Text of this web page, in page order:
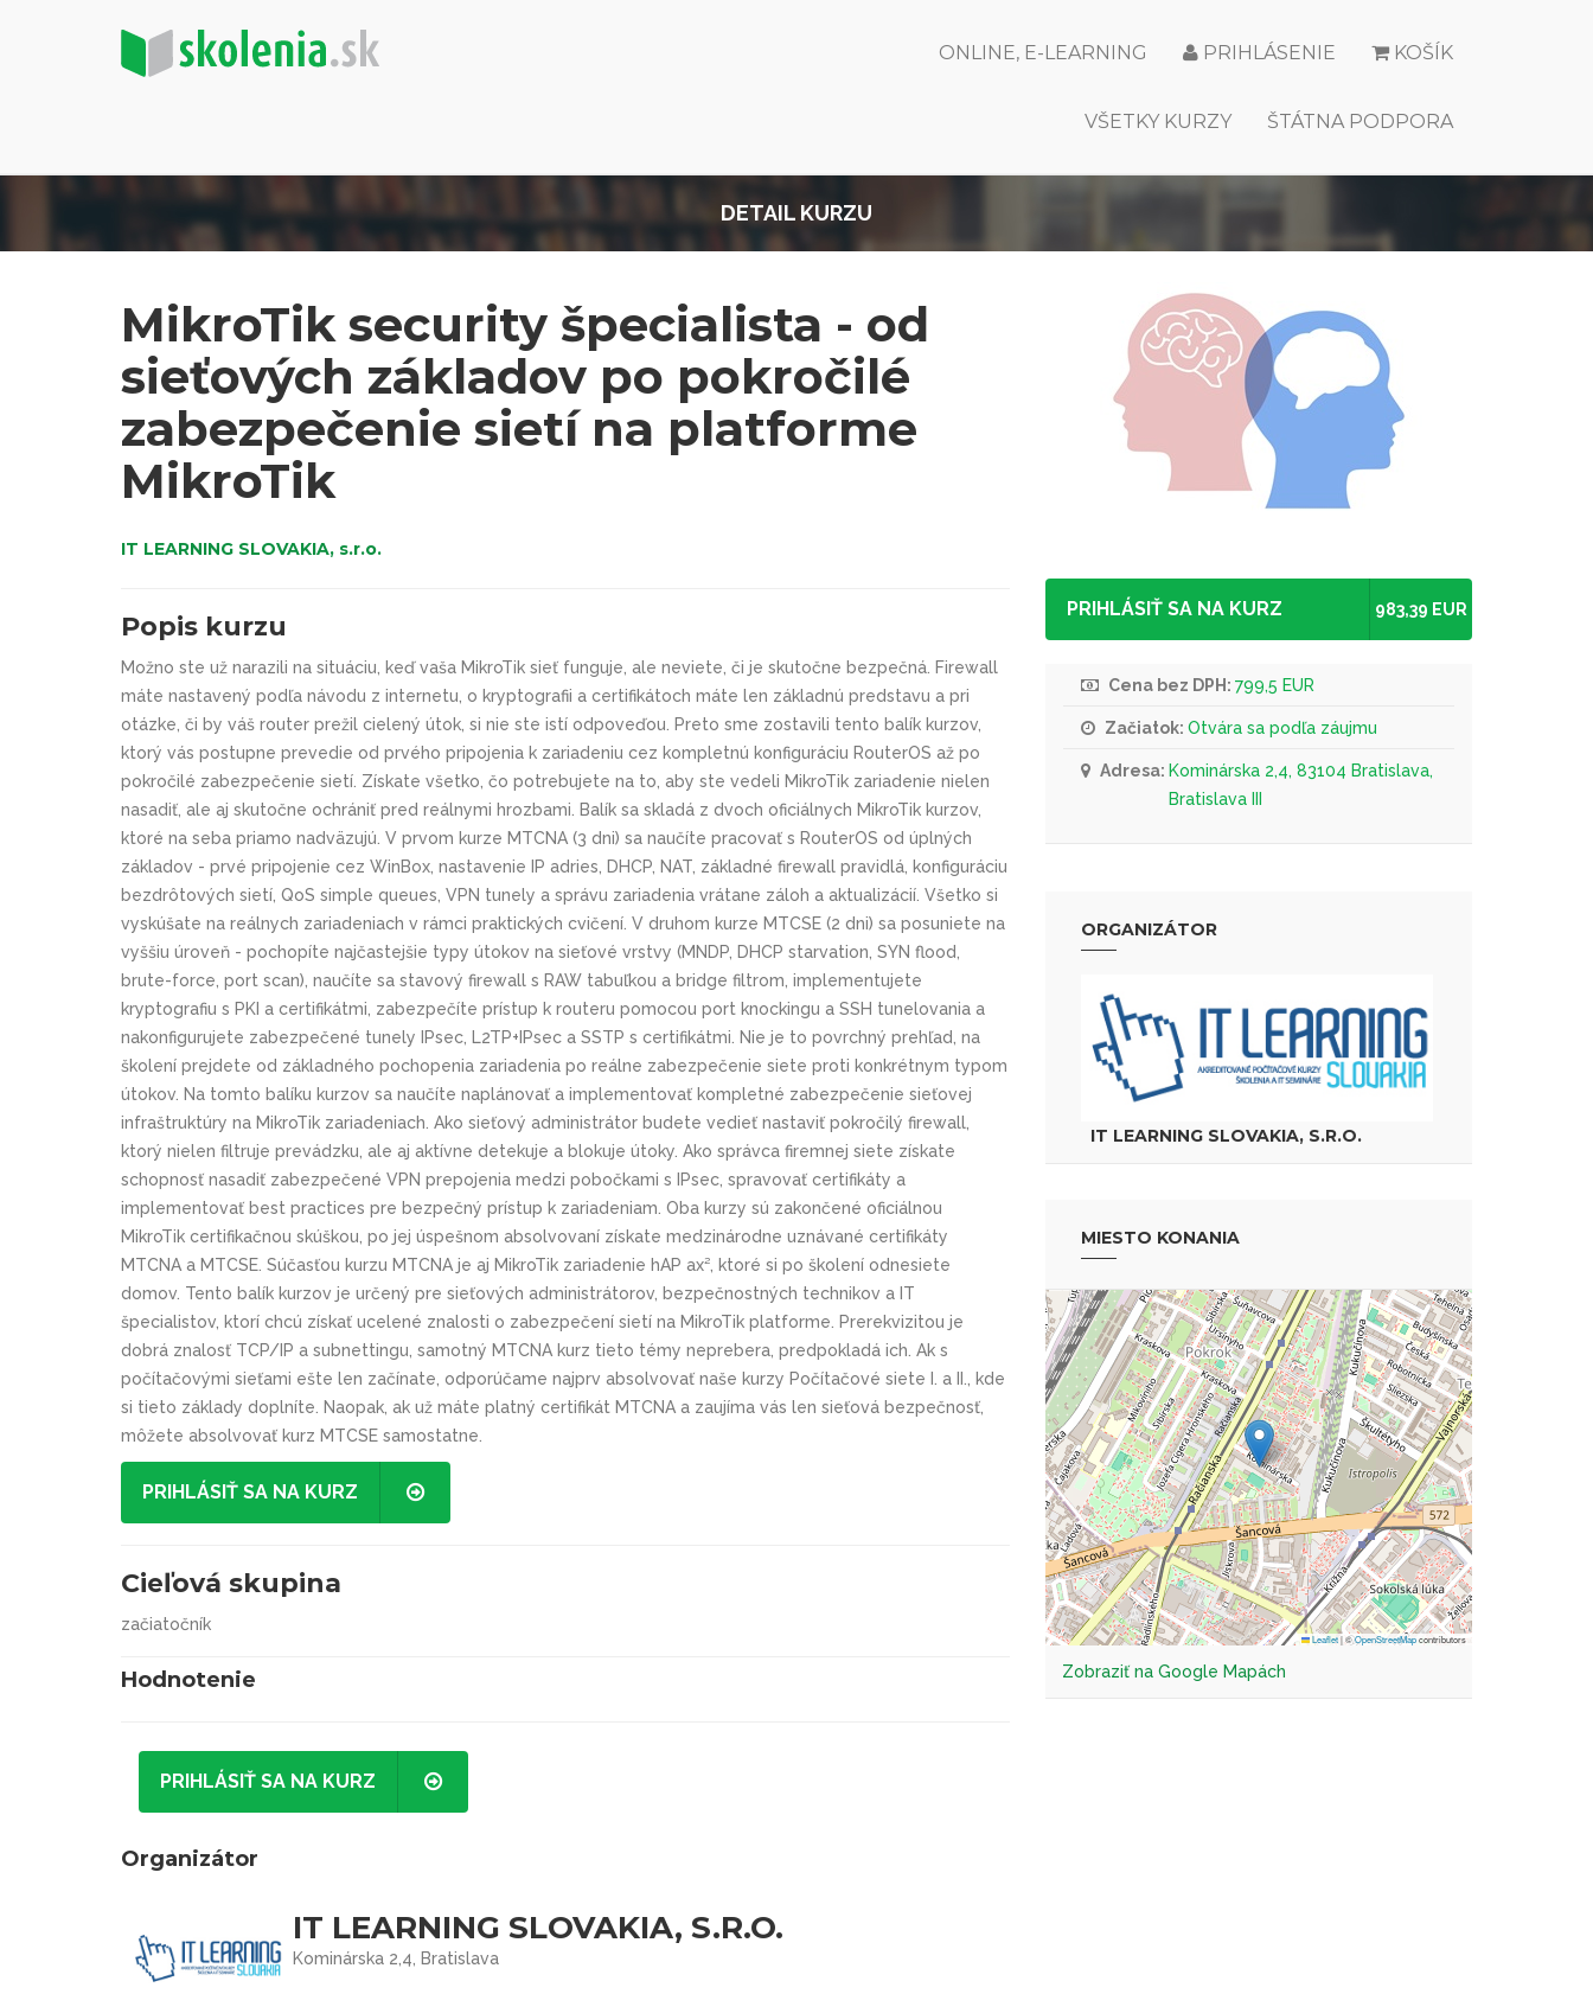
KOŠÍK
PRIHLÁSENIE
ONLINE, E-LEARNING
ŠTÁTNA PODPORA
VŠETKY KURZY
DETAIL KURZU
MikroTik security špecialista - od
sieťových základov po pokročilé
zabezpečenie sietí na platforme
MikroTik
IT LEARNING SLOVAKIA, s.r.o.
Popis kurzu
Možno ste už narazili na situáciu, keď vaša MikroTik sieť funguje, ale neviete, či je skutočne bezpečná. Firewall
máte nastavený podľa návodu z internetu, o kryptografii a certifikátoch máte len základnú predstavu a pri
otázke, či by váš router prežil cielený útok, si nie ste istí odpoveďou. Preto sme zostavili tento balík kurzov,
ktorý vás postupne prevedie od prvého pripojenia k zariadeniu cez kompletnú konfiguráciu RouterOS až po
pokročilé zabezpečenie sietí. Získate všetko, čo potrebujete na to, aby ste vedeli MikroTik zariadenie nielen
nasadiť, ale aj skutočne ochrániť pred reálnymi hrozbami. Balík sa skladá z dvoch oficiálnych MikroTik kurzov,
ktoré na seba priamo nadväzujú. V prvom kurze MTCNA (3 dni) sa naučíte pracovať s RouterOS od úplných
základov - prvé pripojenie cez WinBox, nastavenie IP adries, DHCP, NAT, základné firewall pravidlá, konfiguráciu
bezdrôtových sietí, QoS simple queues, VPN tunely a správu zariadenia vrátane záloh a aktualizácií. Všetko si
vyskúšate na reálnych zariadeniach v rámci praktických cvičení. V druhom kurze MTCSE (2 dni) sa posuniete na
vyššiu úroveň - pochopíte najčastejšie typy útokov na sieťové vrstvy (MNDP, DHCP starvation, SYN flood,
brute-force, port scan), naučíte sa stavový firewall s RAW tabuľkou a bridge filtrom, implementujete
kryptografiu s PKI a certifikátmi, zabezpečíte prístup k routeru pomocou port knockingu a SSH tunelovania a
nakonfigurujete zabezpečené tunely IPsec, L2TP+IPsec a SSTP s certifikátmi. Nie je to povrchný prehľad, na
školení prejdete od základného pochopenia zariadenia po reálne zabezpečenie siete proti konkrétnym typom
útokov. Na tomto balíku kurzov sa naučíte naplánovať a implementovať kompletné zabezpečenie sieťovej
infraštruktúry na MikroTik zariadeniach. Ako sieťový administrátor budete vedieť nastaviť pokročilý firewall,
ktorý nielen filtruje prevádzku, ale aj aktívne detekuje a blokuje útoky. Ako správca firemnej siete získate
schopnosť nasadiť zabezpečené VPN prepojenia medzi pobočkami s IPsec, spravovať certifikáty a
implementovať best practices pre bezpečný prístup k zariadeniam. Oba kurzy sú zakončené oficiálnou
MikroTik certifikačnou skúškou, po jej úspešnom absolvovaní získate medzinárodne uznávané certifikáty
MTCNA a MTCSE. Súčasťou kurzu MTCNA je aj MikroTik zariadenie hAP ax², ktoré si po školení odnesiete
domov. Tento balík kurzov je určený pre sieťových administrátorov, bezpečnostných technikov a IT
špecialistov, ktorí chcú získať ucelené znalosti o zabezpečení sietí na MikroTik platforme. Prerekvizitou je
dobrá znalosť TCP/IP a subnettingu, samotný MTCNA kurz tieto témy neprebera, predpokladá ich. Ak s
počítačovými sieťami ešte len začínate, odporúčame najprv absolvovať naše kurzy Počítačové siete I. a II., kde
si tieto základy doplníte. Naopak, ak už máte platný certifikát MTCNA a zaujíma vás len sieťová bezpečnosť,
môžete absolvovať kurz MTCSE samostatne.
PRIHLÁSIŤ SA NA KURZ
Cieľová skupina
začiatočník
Hodnotenie
PRIHLÁSIŤ SA NA KURZ
Organizátor
IT LEARNING SLOVAKIA, S.R.O.
Kominárska 2,4, Bratislava
PRIHLÁSIŤ SA NA KURZ 983,39 EUR
Cena bez DPH: 799,5 EUR
Začiatok: Otvára sa podľa záujmu
Adresa: Kominárska 2,4, 83104 Bratislava,
Bratislava III
ORGANIZÁTOR
IT LEARNING SLOVAKIA, S.R.O.
MIESTO KONANIA
Leaflet|©OpenStreetMapcontributors
Zobraziť na Google Mapách